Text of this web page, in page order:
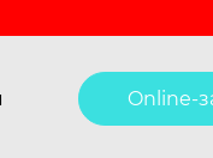
Online-